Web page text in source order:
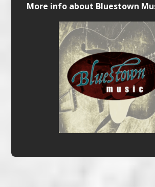
More info about Bluestown